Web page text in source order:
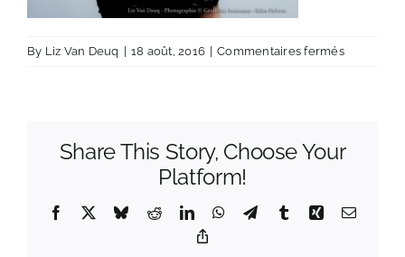
By Liz Van Deuq 18 août, 2016 Commentaires ferméssur
Share This Story, Choose Your
Platform!
Facebook BlueskyRedditLinkedInWhatsApp
TelegramTumblrXing Email